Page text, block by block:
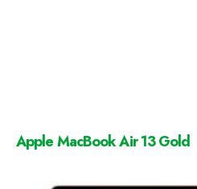
Apple MacBook Air 13 Gold